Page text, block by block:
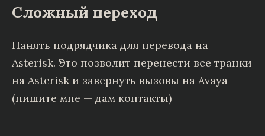
Сложный переход
Нанять подрядчика для перевода на
Asterisk. Это позволит перенести все транки
на Asterisk и завернуть вызовы на Avaya
(пишите мне — дам контакты)